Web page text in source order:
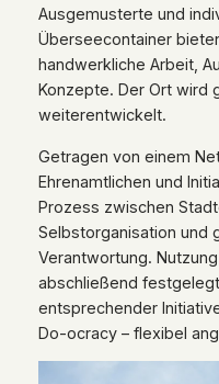
Ausgemusterte und
Überseecontainer
handwerkliche Arbeit,
Konzepte. Der Ort wird
weiterentwickelt.
Getragen von einem
Ehrenamtlichen und
Prozess zwischen
Selbstorganisation und
Verantwortung.
abschließend
entsprechender
Do-ocracy – flexibel